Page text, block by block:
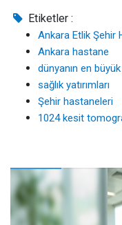
Etiketler :
Ankara Etlik Şehir
Ankara hastane
dünyanın en
sağlık yatırımları
Şehir hastaneleri
1024 kesit